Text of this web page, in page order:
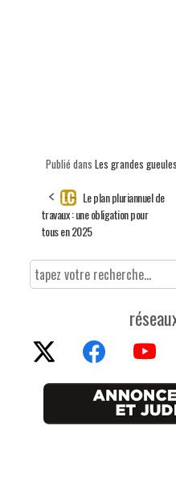
Publié dans Les grandes gueules
Le plan pluriannuel de
travaux : une obligation pour
tous en 2025